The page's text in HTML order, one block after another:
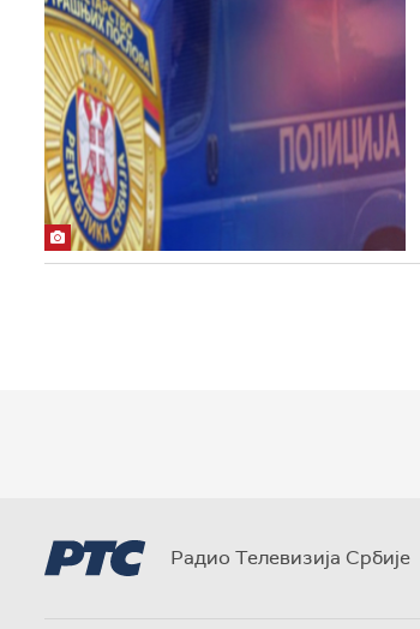
Радио Телевизија Србије